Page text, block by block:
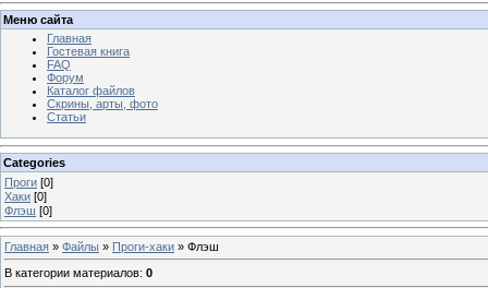
Меню сайта
Главная
Гостевая книга
FAQ
Форум
Каталог файлов
Скрины, арты, фото
Статьи
Categories
Проги [0]
Хаки [0]
Флэш [0]
Главная » Файлы » Проги-хаки » Флэш
В категории материалов: 0